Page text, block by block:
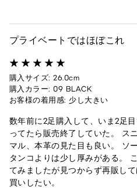
プライベートではほぼこれ
購入サイズ: 26.0cm
購入カラー: 09 BLACK
お客様の着用感: 少し大きい
数年前に2足購入して、いま2足
ってたら販売終了していた。 ス
マル、本革の見た目も良い。 ソ
タンコよりは少し厚みがある。
てみましたが見つからず再販し
買いしたい。